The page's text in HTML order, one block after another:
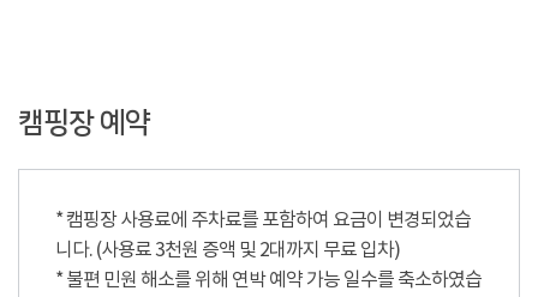
캠핑장 예약
* 캠핑장 사용료에 주차료를 포함하여 요금이 변경되었습
니다. (사용료 3천원 증액 및 2대까지 무료 입차)
* 불편 민원 해소를 위해 연박 예약 가능 일수를 축소하였습